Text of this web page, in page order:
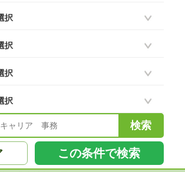
(45)
(28)
(18)
(2)
の他(99)
択
択
択
択
この条件で検索